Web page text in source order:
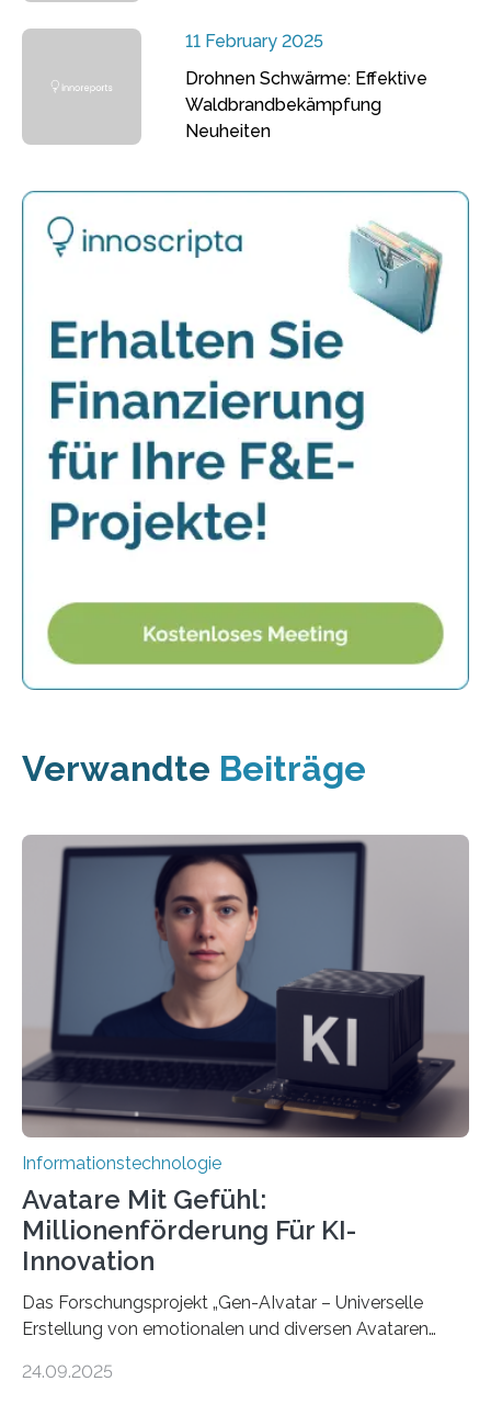
11 February 2025
Drohnen Schwärme: Effektive
Waldbrandbekämpfung
Neuheiten
Verwandte Beiträge
Informationstechnologie
Avatare Mit Gefühl:
Millionenförderung Für KI-
Innovation
Das Forschungsprojekt „Gen-AIvatar – Universelle
Erstellung von emotionalen und diversen Avataren
Förderung in Höhe von rund 2 Millionen Euro. Dabei
24.09.2025